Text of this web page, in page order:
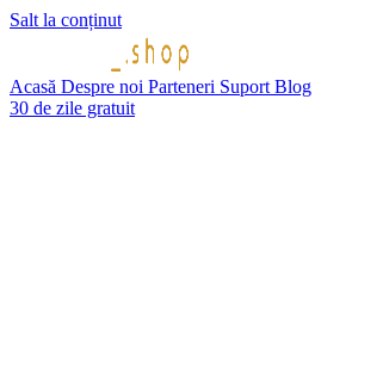
Salt la conținut
Acasă Despre noi Parteneri Suport Blog
30 de zile gratuit